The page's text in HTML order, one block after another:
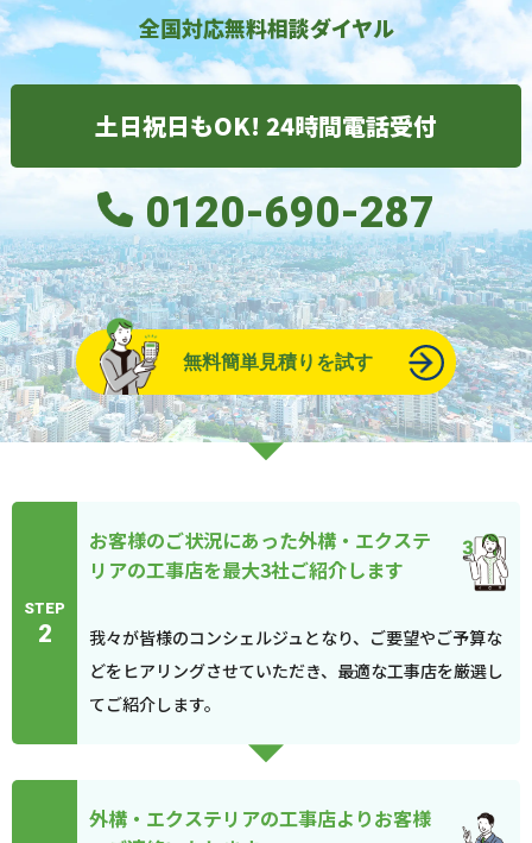
全国対応無料相談ダイヤル
土日祝日もOK! 24時間電話受付
0120-690-287
無料簡単見積りを試す
STEP
2
お客様のご状況にあった外構・エクステ
リアの工事店を最大3社ご紹介します
我々が皆様のコンシェルジュとなり、ご要望やご予算な
どをヒアリングさせていただき、最適な工事店を厳選し
てご紹介します。
外構・エクステリアの工事店よりお客様